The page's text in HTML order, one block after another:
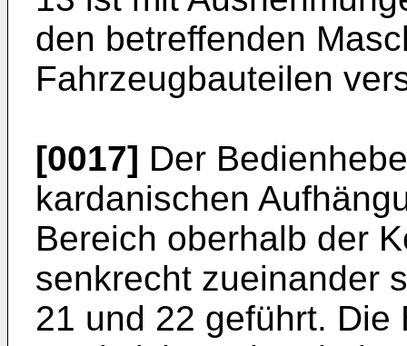
den betreffenden
Fahrzeugbauteilen
[0017] Der
kardanischen
Bereich oberhalb der
senkrecht zueinander
21 und 22 geführt.